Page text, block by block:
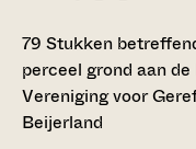
79 Stukken
perceel grond aan
Vereniging voor
Beijerland